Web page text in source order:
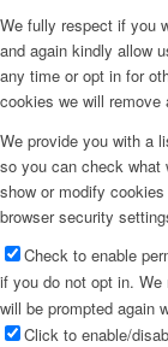
We fully respect if you
and again kindly allow
any time or opt in for
cookies we will
We provide you with a
so you can check what
show or modify
browser security
Check to enable
if you do not opt in.
will be prompted again
Click to enable/